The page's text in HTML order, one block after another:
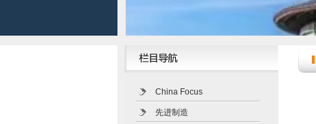
China Focus
先进制造